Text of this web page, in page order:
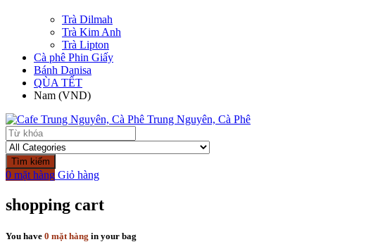
Trà Dilmah
Trà Kim Anh
Trà Lipton
Cà phê Phin Giấy
Bánh Danisa
QÙA TẾT
Nam (VND)
Tìm kiếm
0 mặt hàng Giỏ hàng
shopping cart
You have 0 mặt hàng in your bag